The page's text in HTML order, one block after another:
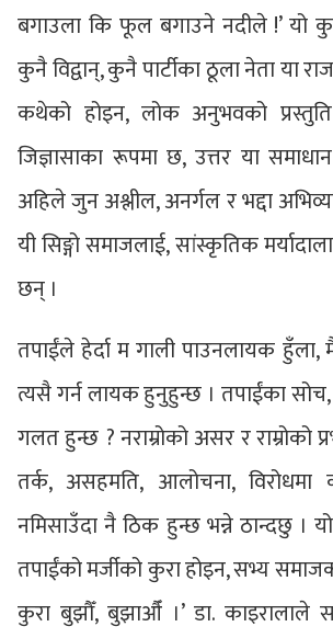
बगाउला कि फूल बगाउने नदीले !’ यो
कुनै विद्वान्, कुनै पार्टीका ठूला नेता या
कथेको होइन, लोक अनुभवको
जिज्ञासाका रूपमा छ, उत्तर या
अहिले जुन अश्लील, अनर्गल र भद्दा
यी सिङ्गो समाजलाई, सांस्कृतिक
छन् ।
तपाईंले हेर्दा म गाली पाउनलायक हुँला,
त्यसै गर्न लायक हुनुहुन्छ । तपाईंका सोच,
गलत हुन्छ ? नराम्रोको असर र राम्रोको
तर्क, असहमति, आलोचना,
नमिसाउँदा नै ठिक हुन्छ भन्ने ठान्दछु ।
तपाईंको मर्जीको कुरा होइन, सभ्य
कुरा बुझौँ, बुझाऔँ ।’ डा. काइरालाले